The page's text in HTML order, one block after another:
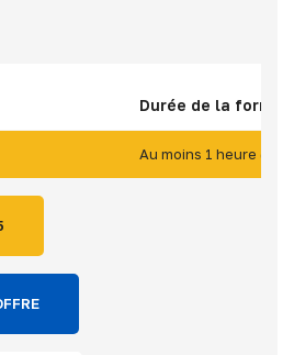
Durée de la
Au moins 1 heure (*)